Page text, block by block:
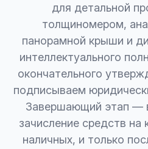
для детальной
толщиномером,
панорамной крыши и
интеллектуального
окончательного
подписываем
Завершающий этап —
зачисление средств на
наличных, и только